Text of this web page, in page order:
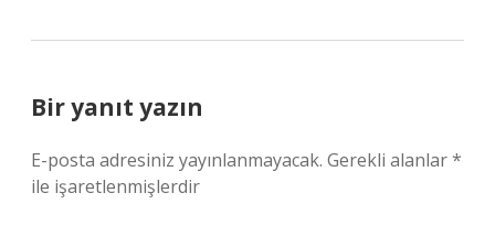
Bir yanıt yazın
E-posta adresiniz yayınlanmayacak. Gerekli alanlar*
ile işaretlenmişlerdir